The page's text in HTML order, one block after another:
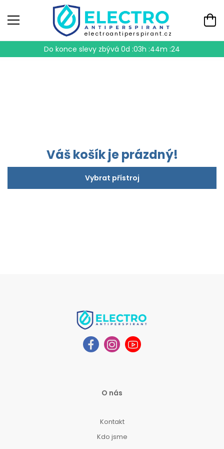
electroantiperspirant.cz
Do konce slevy zbývá 0d :03h :44m :24
Váš košík je prázdný!
Vybrat přístroj
O nás
Kontakt
Kdo jsme